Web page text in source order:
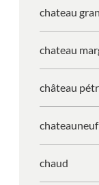
chateau
chateau
château
chaud